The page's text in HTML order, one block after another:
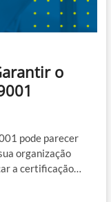
o
pode parecer
organização
a certificação…